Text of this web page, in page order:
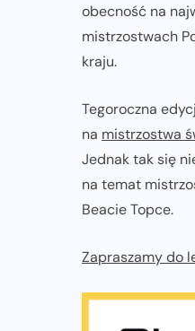
obecność na
mistrzostwach
kraju.
Tegoroczna
na mistrzostwa
Jednak tak się
na temat
Beacie Topce.
Zapraszamy do
stworzony